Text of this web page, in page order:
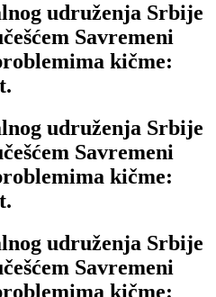
udruženja Srbije
Savremeni
kičme:
udruženja Srbije
Savremeni
kičme:
udruženja Srbije
Savremeni
kičme: